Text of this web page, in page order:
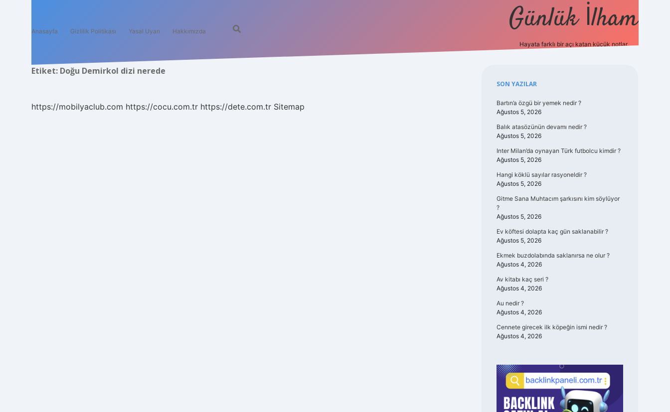
Anasayfa Gizlilik Politikası Yasal Uyarı Hakkımızda Günlük İlham
Hayata farklı bir açı katan küçük notlar.
Etiket: Doğu Demirkol dizi nerede
https://mobilyaclub.com https://cocu.com.tr https://dete.com.tr Sitemap
Sidebar
SON YAZILAR
Bartın’a özgü bir yemek nedir ?
Ağustos 5, 2026
Balık atasözünün devamı nedir ?
Ağustos 5, 2026
Inter Milan’da oynayan Türk futbolcu kimdir ?
Ağustos 5, 2026
Hangi köklü sayılar rasyoneldir ?
Ağustos 5, 2026
Gitme Sana Muhtacım şarkısını kim söylüyor
?
Ağustos 5, 2026
Ev köftesi dolapta kaç gün saklanabilir ?
Ağustos 5, 2026
Ekmek buzdolabında saklanırsa ne olur ?
Ağustos 4, 2026
Av kitabı kaç seri ?
Ağustos 4, 2026
Au nedir ?
Ağustos 4, 2026
Cennete girecek ilk köpeğin ismi nedir ?
Ağustos 4, 2026